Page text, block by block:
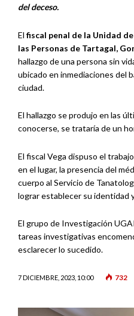
del deceso.
El fiscal penal de la Unidad
las Personas de Tartagal,
hallazgo de una persona sin
ubicado en inmediaciones del
ciudad.
El hallazgo se produjo en las
conocerse, se trataría de un
El fiscal Vega dispuso el
en el lugar, la presencia del
cuerpo al Servicio de
lograr establecer su identidad
El grupo de Investigación
tareas investigativas
esclarecer lo sucedido.
7 DICIEMBRE, 2023, 10:00 732